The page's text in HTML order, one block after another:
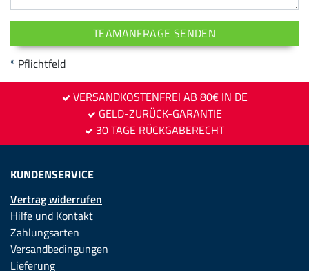
TEAMANFRAGE SENDEN
Pflichtfeld
VERSANDKOSTENFREI AB 80€ IN DE
GELD-ZURÜCK-GARANTIE
30 TAGE RÜCKGABERECHT
KUNDENSERVICE
Vertrag widerrufen
Hilfe und Kontakt
Zahlungsarten
Versandbedingungen
Lieferung